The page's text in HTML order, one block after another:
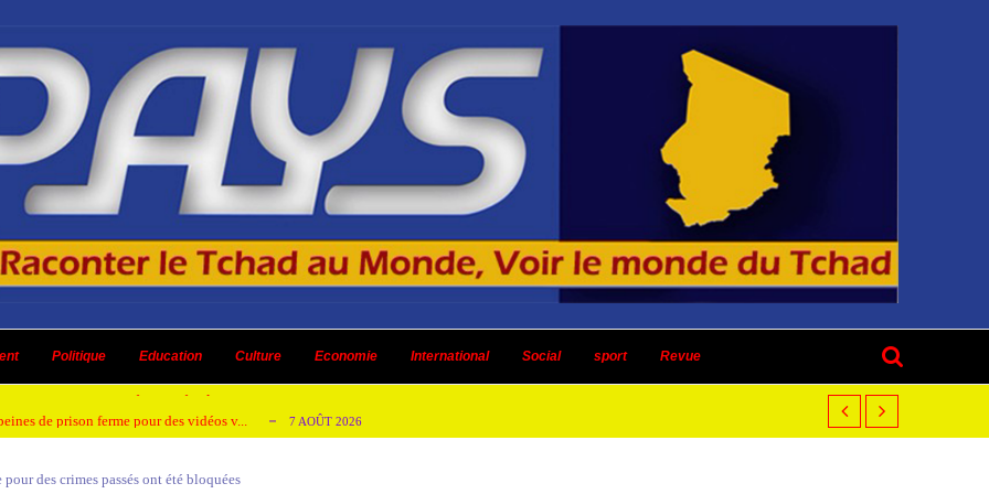
Politique Education Culture Economie International Social sport Revue
en Afrique de l’Ouest et du Ce...
un dividende ni une quelconque plus-...
de prison ferme pour des vidéos v... 7 AOÛT 2026
de création des journaux en ligne...
des crimes passés ont été bloquées